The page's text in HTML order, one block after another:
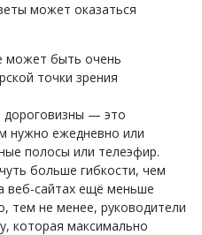
может оказаться
может быть очень
точки зрения
— это
нужно ежедневно или
полосы или телеэфир.
больше гибкости, чем
веб-сайтах ещё меньше
тем не менее, руководители
которая максимально